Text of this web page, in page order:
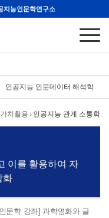
지능인문학연구소
인공지능 인문데이터 해석학
가치활용 › 인공지능 관계 소통학
이를 활용하여 자
화
문학 강좌] 과학영화와 글